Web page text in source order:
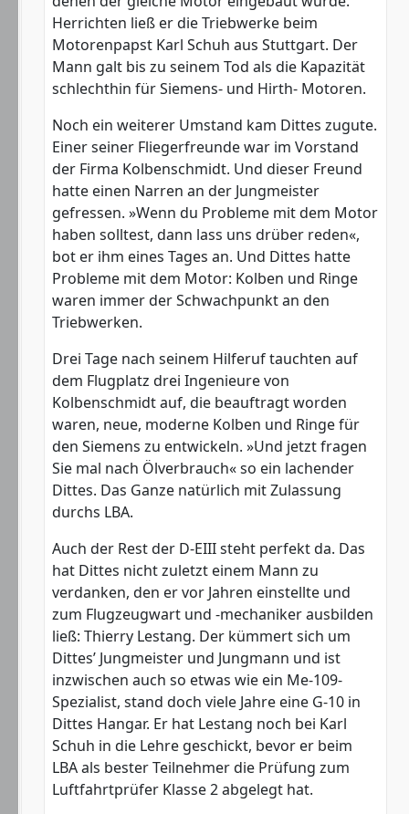
Herrichten ließ er die Triebwerke beim
Motorenpapst Karl Schuh aus Stuttgart. Der
Mann galt bis zu seinem Tod als die Kapazität
schlechthin für Siemens- und Hirth- Motoren.
Noch ein weiterer Umstand kam Dittes zugute.
Einer seiner Fliegerfreunde war im Vorstand
der Firma Kolbenschmidt. Und dieser Freund
hatte einen Narren an der Jungmeister
gefressen. »Wenn du Probleme mit dem Motor
haben solltest, dann lass uns drüber reden«,
bot er ihm eines Tages an. Und Dittes hatte
Probleme mit dem Motor: Kolben und Ringe
waren immer der Schwachpunkt an den
Triebwerken.
Drei Tage nach seinem Hilferuf tauchten auf
dem Flugplatz drei Ingenieure von
Kolbenschmidt auf, die beauftragt worden
waren, neue, moderne Kolben und Ringe für
den Siemens zu entwickeln. »Und jetzt fragen
Sie mal nach Ölverbrauch« so ein lachender
Dittes. Das Ganze natürlich mit Zulassung
durchs LBA.
Auch der Rest der D-EIII steht perfekt da. Das
hat Dittes nicht zuletzt einem Mann zu
verdanken, den er vor Jahren einstellte und
zum Flugzeugwart und -mechaniker ausbilden
ließ: Thierry Lestang. Der kümmert sich um
Dittes’ Jungmeister und Jungmann und ist
inzwischen auch so etwas wie ein Me-109-
Spezialist, stand doch viele Jahre eine G-10 in
Dittes Hangar. Er hat Lestang noch bei Karl
Schuh in die Lehre geschickt, bevor er beim
LBA als bester Teilnehmer die Prüfung zum
Luftfahrtprüfer Klasse 2 abgelegt hat.